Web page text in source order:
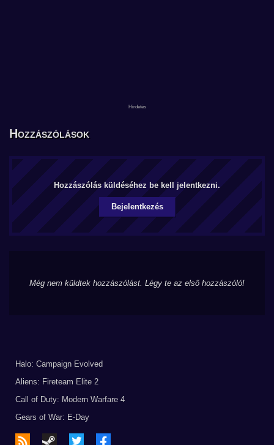
Hozzászólások
Hozzászólás küldéséhez be kell jelentkezni.
Bejelentkezés
Még nem küldtek hozzászólást. Légy te az első hozzászóló!
Halo: Campaign Evolved
Aliens: Fireteam Elite 2
Call of Duty: Modern Warfare 4
Gears of War: E-Day